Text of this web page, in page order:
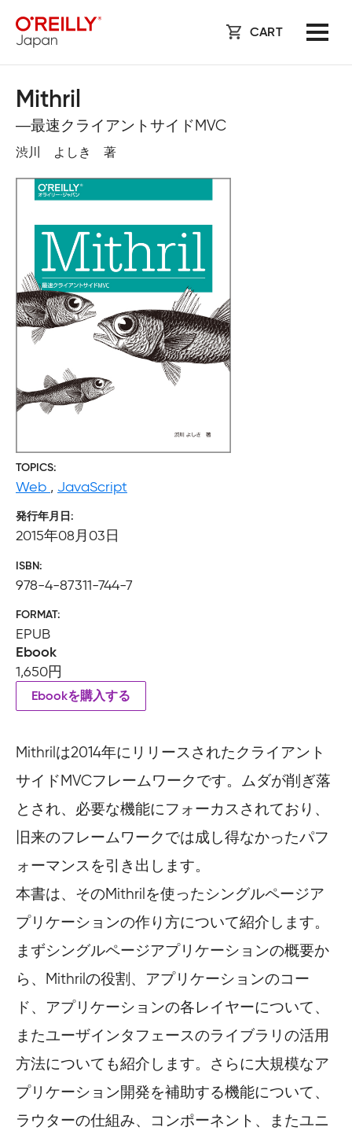
CART
Mithril
―最速クライアントサイドMVC
渋川 よしき 著
TOPICS
Web , JavaScript
発行年月日
2015年08月03日
ISBN
978-4-87311-744-7
FORMAT
EPUB
Ebook
1,650円
Ebookを購入する
Mithrilは2014年にリリースされたクライアント
サイドMVCフレームワークです。ムダが削ぎ落
とされ、必要な機能にフォーカスされており、
旧来のフレームワークでは成し得なかったパフ
ォーマンスを引き出します。
本書は、そのMithrilを使ったシングルページア
プリケーションの作り方について紹介します。
まずシングルページアプリケーションの概要か
ら、Mithrilの役割、アプリケーションのコー
ド、アプリケーションの各レイヤーについて、
またユーザインタフェースのライブラリの活用
方法についても紹介します。さらに大規模なア
プリケーション開発を補助する機能について、
ラウターの仕組み、コンポーネント、またユニ